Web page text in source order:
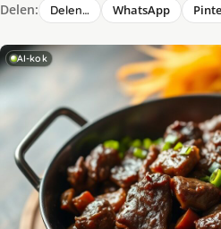
Delen: Delen… WhatsApp
AI-kok